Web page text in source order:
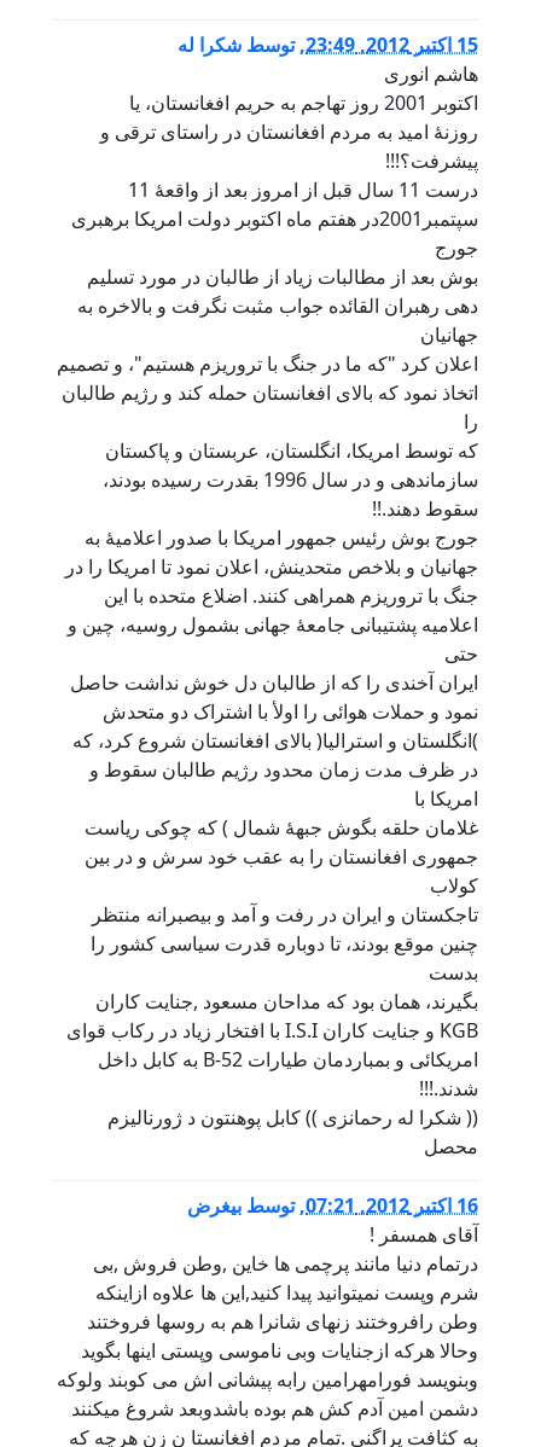
15 اكتبر 2012, 23:49 ,توسط شکرا له
هاشم انوری
اکتوبر 2001 روز تهاجم به حریم افغانستان، یا
روزنۀ امید به مردم افغانستان در راستای ترقی و
پیشرفت؟!!!
درست 11 سال قبل از امروز بعد از واقعۀ 11
سپتمبر2001در هفتم ماه اکتوبر دولت امریکا برهبری
جورج
بوش بعد از مطالبات زیاد از طالبان در مورد تسلیم
دهی رهبران القائده جواب مثبت نگرفت و بالاخره به
جهانیان
اعلان کرد "که ما در جنگ با تروریزم هستیم"، و تصمیم
اتخاذ نمود که بالای افغانستان حمله کند و رژیم طالبان
را
که توسط امریکا، انگلستان، عربستان و پاکستان
سازماندهی و در سال 1996 بقدرت رسیده بودند،
سقوط دهند.!!
جورج بوش رئیس جمهور امریکا با صدور اعلامیۀ به
جهانیان و بلاخص متحدینش، اعلان نمود تا امریکا را در
جنگ با تروریزم همراهی کنند. اضلاع متحده با این
اعلامیه پشتیبانی جامعۀ جهانی بشمول روسیه، چین و
حتی
ایران آخندی را که از طالبان دل خوش نداشت حاصل
نمود و حملات هوائی را اولأ با اشتراک دو متحدش
)انگلستان و استرالیا( بالای افغانستان شروع کرد، که
در ظرف مدت زمان محدود رژیم طالبان سقوط و
امریکا با
غلامان حلقه بگوش جبهۀ شمال ) که چوکی ریاست
جمهوری افغانستان را به عقب خود سرش و در بین
کولاب
تاجکستان و ایران در رفت و آمد و بیصبرانه منتظر
چنین موقع بودند، تا دوباره قدرت سیاسی کشور را
بدست
بگیرند، همان بود که مداحان مسعود ,جنایت کاران
KGB و جنایت کاران I.S.I با افتخار زیاد در رکاب قوای
امریکائی و بمباردمان طیارات B-52 به کابل داخل
شدند.!!!
(( شکرا له رحمانزی )) کابل پوهنتون د ژورناليزم
محصل
16 اكتبر 2012, 07:21 ,توسط بیغرض
آقای همسفر !
درتمام دنیا مانند پرچمی ها خاین ,وطن فروش ,بی
شرم وپست نمیتوانید پیدا کنید,این ها علاوه ازاینکه
وطن رافروختند زنهای شانرا هم به روسها فروختند
وحالا هرکه ازجنایات وبی ناموسی وپستی اینها بگوید
وبنویسد فورامهرامین رابه پیشانی اش می کوبند ولوکه
دشمن امین آدم کش هم بوده باشدوبعد شروغ میکنند
به کثافت پراگنی .تمام مردم افغانستا ن زن هرچه که